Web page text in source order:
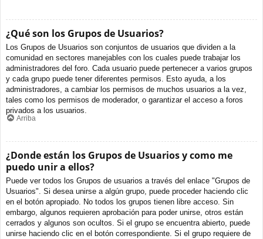
¿Qué son los Grupos de Usuarios?
Los Grupos de Usuarios son conjuntos de usuarios que dividen a la
comunidad en sectores manejables con los cuales puede trabajar los
administradores del foro. Cada usuario puede pertenecer a varios grupos
y cada grupo puede tener diferentes permisos. Esto ayuda, a los
administradores, a cambiar los permisos de muchos usuarios a la vez,
tales como los permisos de moderador, o garantizar el acceso a foros
privados a los usuarios.
Arriba
¿Donde están los Grupos de Usuarios y como me
puedo unir a ellos?
Puede ver todos los Grupos de usuarios a través del enlace "Grupos de
Usuarios". Si desea unirse a algún grupo, puede proceder haciendo clic
en el botón apropiado. No todos los grupos tienen libre acceso. Sin
embargo, algunos requieren aprobación para poder unirse, otros están
cerrados y algunos son ocultos. Si el grupo se encuentra abierto, puede
unirse haciendo clic en el botón correspondiente. Si el grupo requiere de